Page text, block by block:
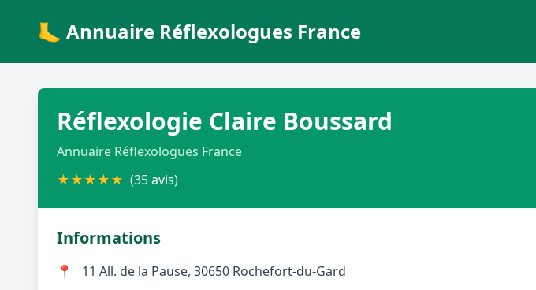
🦶 Annuaire Réflexologues France
Réflexologie Claire Boussard
Annuaire Réflexologues France
★★★★★ (35 avis)
Informations
📍
11 All. de la Pause, 30650 Rochefort-du-Gard